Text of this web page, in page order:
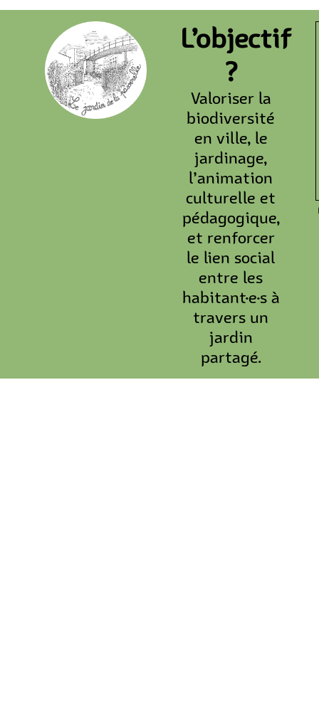
L’objectif
?
Valoriser la
biodiversité
en ville, le
jardinage,
l’animation
culturelle et
pédagogique,
et renforcer
le lien social
entre les
habitant·e·s à
travers un
jardin
partagé.